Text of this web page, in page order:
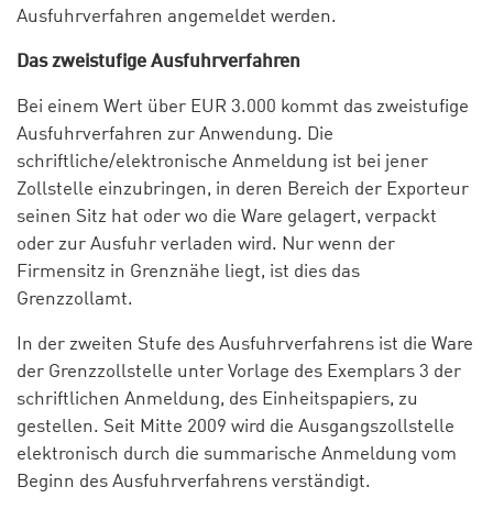
Ausfuhrverfahren angemeldet werden.
Das zweistufige Ausfuhrverfahren
Bei einem Wert über EUR 3.000 kommt das zweistufige
Ausfuhrverfahren zur Anwendung. Die
schriftliche/elektronische Anmeldung ist bei jener
Zollstelle einzubringen, in deren Bereich der Exporteur
seinen Sitz hat oder wo die Ware gelagert, verpackt
oder zur Ausfuhr verladen wird. Nur wenn der
Firmensitz in Grenznähe liegt, ist dies das
Grenzzollamt.
In der zweiten Stufe des Ausfuhrverfahrens ist die Ware
der Grenzzollstelle unter Vorlage des Exemplars 3 der
schriftlichen Anmeldung, des Einheitspapiers, zu
gestellen. Seit Mitte 2009 wird die Ausgangszollstelle
elektronisch durch die summarische Anmeldung vom
Beginn des Ausfuhrverfahrens verständigt.